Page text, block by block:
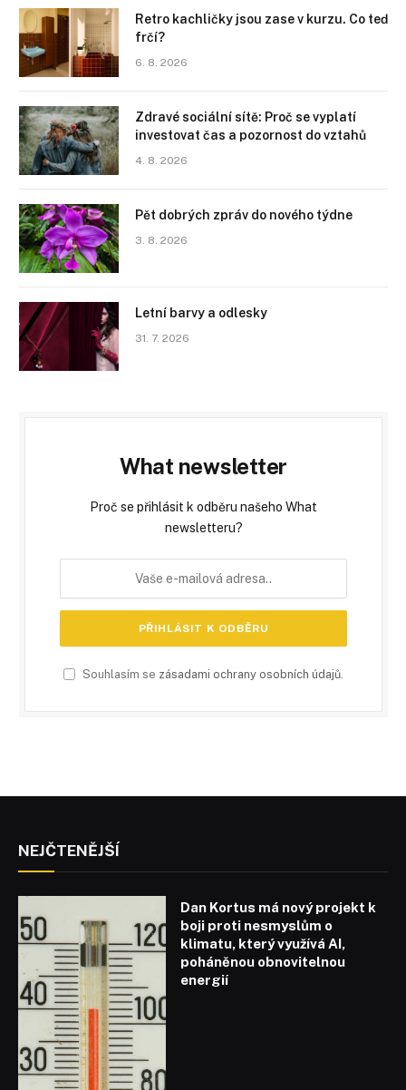
Retro kachličky jsou zase v kurzu. Co teď
frčí?
6. 8. 2026
Zdravé sociální sítě: Proč se vyplatí
investovat čas a pozornost do vztahů
4. 8. 2026
Pět dobrých zpráv do nového týdne
3. 8. 2026
Letní barvy a odlesky
31. 7. 2026
What newsletter
Proč se přihlásit k odběru našeho What
newsletteru?
Souhlasím se zásadami ochrany osobních údajů.
NEJČTENĚJŠÍ
Dan Kortus má nový projekt k
boji proti nesmyslům o
klimatu, který využívá AI,
poháněnou obnovitelnou
energií